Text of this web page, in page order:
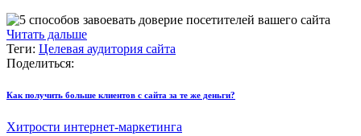
Читать дальше
Теги: Целевая аудитория сайта
Поделиться:
Как получить больше клиентов с сайта за те же деньги?
Хитрости интернет-маркетинга